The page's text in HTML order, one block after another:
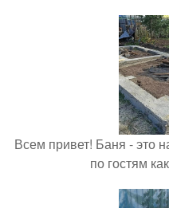
Всем привет! Баня - это
по гостям